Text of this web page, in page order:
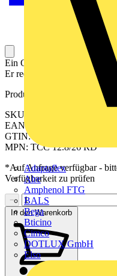
Adaptaflex
Alre
Amphenol FTG
BALS
Bega
Bticino
Cimco
DOTLUX GmbH
Elso
Ein Querverbinder wird zum
Er reduzieren die
Produktkennzeichen
SKU: 2556420000
EAN: 04050118566932
GTIN: 04050118566932
MPN: TCC 12.8/26 RD
*Auf Anfrage verfügbar -
Verfügbarkeit zu prüfen
−
In den Warenkorb